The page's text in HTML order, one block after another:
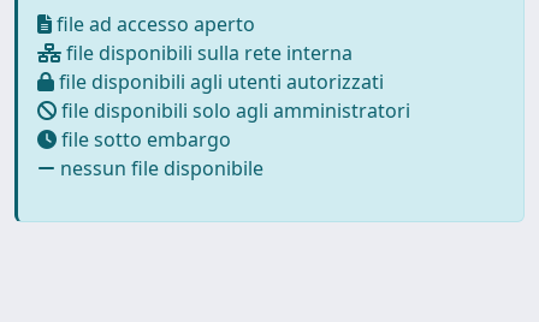
file ad accesso aperto
file disponibili sulla rete interna
file disponibili agli utenti autorizzati
file disponibili solo agli amministratori
file sotto embargo
nessun file disponibile